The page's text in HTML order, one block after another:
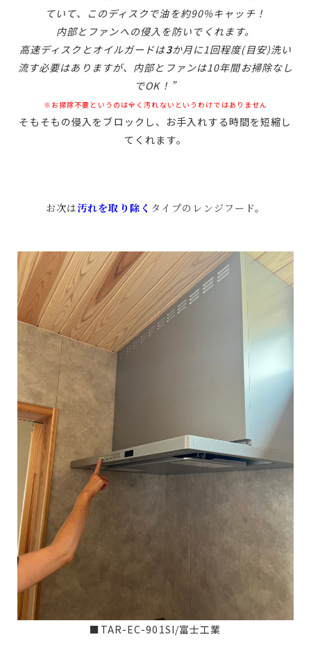
ていて、このディスクで油を約90%キャッチ！
内部とファンへの侵入を防いでくれます。
高速ディスクとオイルガードは3か月に1回程度(目安)洗い
流す必要はありますが、内部とファンは10年間お掃除なし
でOK！”
※お掃除不要というのは全く汚れないというわけではありません
そもそもの侵入をブロックし、お手入れする時間を短縮し
てくれます。
お次は汚れを取り除く タイプのレンジフード。
■TAR-EC-901SI/富士工業